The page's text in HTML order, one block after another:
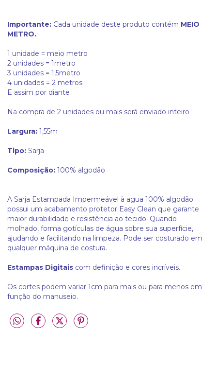
Importante: Cada unidade deste produto contém MEIO
METRO.
1 unidade = meio metro
2 unidades = 1metro
3 unidades = 1,5metro
4 unidades = 2 metros
E assim por diante
Na compra de 2 unidades ou mais será enviado inteiro
Largura: 1,55m
Tipo: Sarja
Composição: 100% algodão
A Sarja Estampada Impermeável à agua 100% algodão
possui um acabamento protetor Easy Clean que garante
maior durabilidade e resistência ao tecido. Quando
molhado, forma gotículas de água sobre sua superfície,
ajudando e facilitando na limpeza. Pode ser costurado em
qualquer máquina de costura.
Estampas Digitais com definição e cores incríveis.
Os cortes podem variar 1cm para mais ou para menos em
função do manuseio.